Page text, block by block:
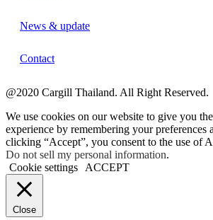
News & update
Contact
@2020 Cargill Thailand. All Right Reserved.
We use cookies on our website to give you
experience by remembering your preferences
clicking “Accept”, you consent to the use of
Do not sell my personal information.
Cookie settings
ACCEPT
Close